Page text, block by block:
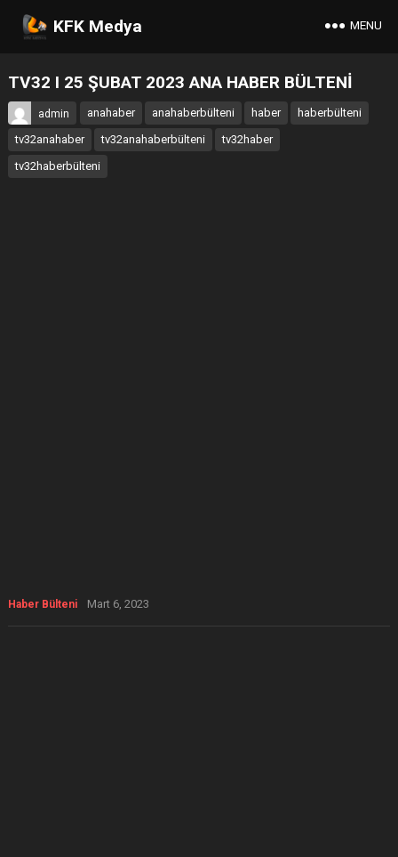
KFK Medya MENU
TV32 I 25 ŞUBAT 2023 ANA HABER BÜLTENİ
admin anahaber anahaberbülteni haber
haberbülteni
tv32anahaber
tv32anahaberbülteni
tv32haber
tv32haberbülteni
Haber Bülteni Mart 6, 2023